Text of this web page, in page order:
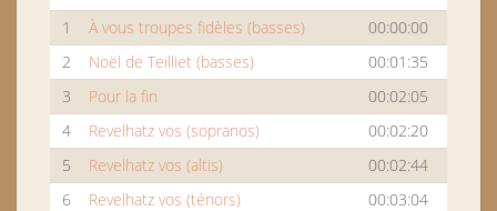
1 À vous troupes fidèles (basses)
00:00:00
2
Noël de Teilliet (basses)
00:01:35
3
Pour la fin
00:02:05
4
Revelhatz vos (sopranos)
00:02:20
5
Revelhatz vos (altis)
00:02:44
6
Revelhatz vos (ténors)
00:03:04